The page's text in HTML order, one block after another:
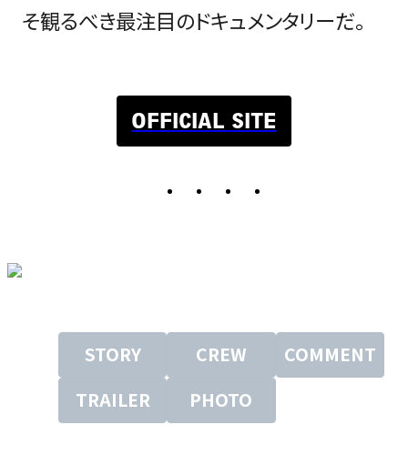
そ観るべき最注目のドキュメンタリーだ。
OFFICIAL SITE
STORY CREW
COMMENT
TRAILER
PHOTO